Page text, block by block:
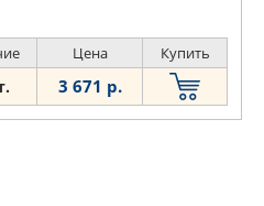
Цена Купить
3 671 р.